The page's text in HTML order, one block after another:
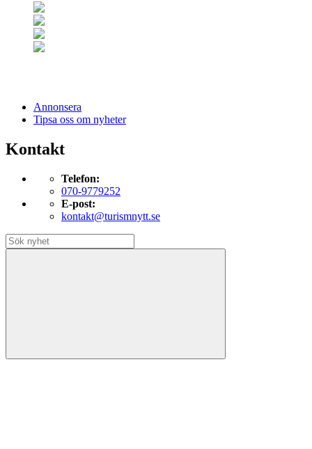
Annonsera
Tipsa oss om nyheter
Kontakt
Telefon:
070-9779252
E-post:
kontakt@turismnytt.se